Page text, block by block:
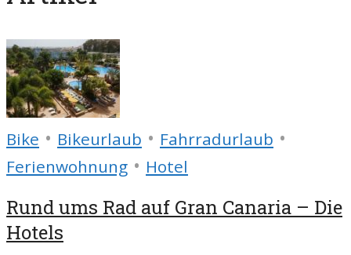
Bike • Bikeurlaub • Fahrradurlaub •
Ferienwohnung • Hotel
Rund ums Rad auf Gran Canaria – Die
Hotels